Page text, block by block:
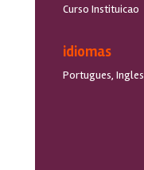
Curso Instituicao
idiomas
Portugues, Ingles